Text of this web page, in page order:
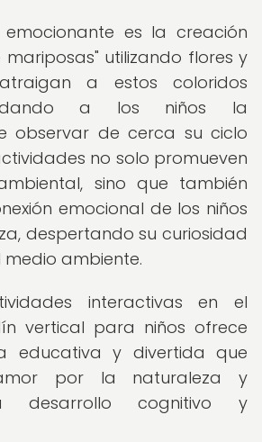
es la creación
utilizando flores y
a estos coloridos
a los niños la
observar de cerca su ciclo
no solo promueven
sino que también
emocional de los niños
despertando su curiosidad
ambiente.
interactivas en el
vertical para niños ofrece
educativa y divertida que
por la naturaleza y
desarrollo cognitivo y